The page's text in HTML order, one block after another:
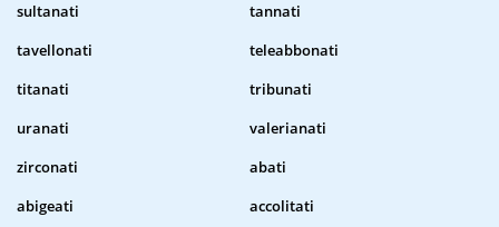
sultanati
tannati
tavellonati
teleabbonati
titanati
tribunati
uranati
valerianati
zirconati
abati
abigeati
accolitati